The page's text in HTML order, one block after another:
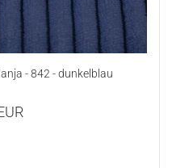
- 842 - dunkelblau